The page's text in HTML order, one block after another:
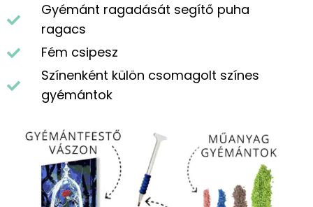
Gyémánt ragadását segítő puha
ragacs
Fém csipesz
Színenként külön csomagolt színes
gyémántok